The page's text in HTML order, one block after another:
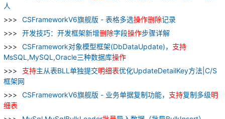
人
CSFrameworkV6旗舰版 - 表格多选操作删除记录
开发技巧：开发框架新增删除字段操作步骤详解
CSFramework对象模型框架(DbDataUpdate)， 支持
MsSQL,MySQL,Oracle三种数据库操作
支持主从表BLL单独提交明细表优化UpdateDetailKey方法|C/S
框架网
CSFrameworkV6旗舰版 - 业务单据复制功能， 支持复制多级明
细表